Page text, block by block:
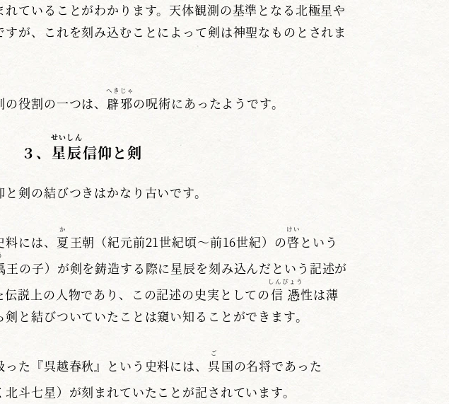
ていることがわかります。天体観測の基準となる北極星や
が、これを刻み込むことによって剣は神聖なものとされま
役割の一つは、 辟邪
へきじゃ
の呪術にあったようです。
３、 星辰
せいしん
信仰と剣
剣の結びつきはかなり古いです。
には、 夏
か
王朝（紀元前21世紀頃～前16世紀）の啓
けい
という
王の子）が剣を鋳造する際に星辰を刻み込んだという記述が
説上の人物であり、この記述の史実としての信憑
しんぴょう
性は薄
と結びついていたことは窺い知ることができます。
た『呉越春秋』という史料には、 呉
ご
国の名将であった
斗七星）が刻まれていたことが記されています。